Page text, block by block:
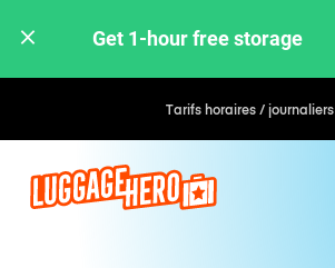
Get 1-hour free storage
Tarifs horaires / journaliers